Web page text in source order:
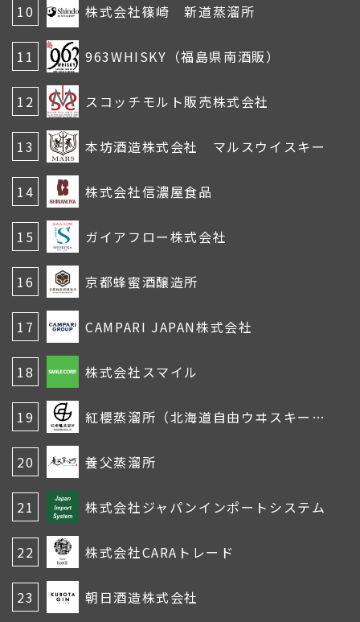
10 株式会社篠崎 新道蒸溜所
11 963WHISKY（福島県南酒販）
12 スコッチモルト販売株式会社
13 本坊酒造株式会社 マルスウイスキー
14 株式会社信濃屋食品
15 ガイアフロー株式会社
16 京都蜂蜜酒醸造所
17 CAMPARI JAPAN株式会社
18 株式会社スマイル
19 紅櫻蒸溜所（北海道自由ウヰスキー株式会社）
20 養父蒸溜所
21 株式会社ジャパンインポートシステム
22 株式会社CARAトレード
23 朝日酒造株式会社